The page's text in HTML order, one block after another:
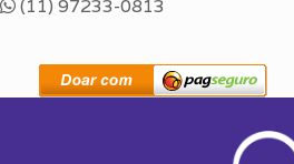
(11) 97233-0813